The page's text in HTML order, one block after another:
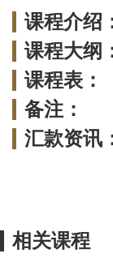
课程介绍
课程大纲
课程表：
备注：
汇款资讯
相关课程